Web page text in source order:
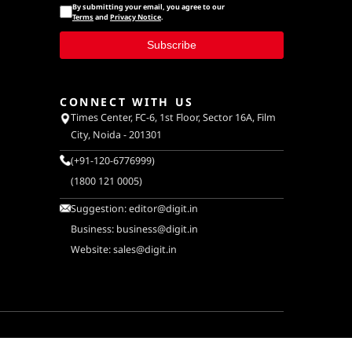
By submitting your email, you agree to our
Terms and Privacy Notice.
Subscribe
CONNECT WITH US
Times Center, FC-6, 1st Floor, Sector 16A, Film
City, Noida - 201301
(+91-120-6776999)
(1800 121 0005)
Suggestion:editor@digit.in
Business: business@digit.in
Website:sales@digit.in